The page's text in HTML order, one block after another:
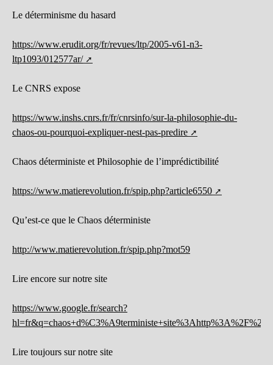
Le déterminisme du hasard
https://www.erudit.org/fr/revues/ltp/2005-v61-n3-
ltp1093/012577ar/
Le CNRS expose
https://www.inshs.cnrs.fr/fr/cnrsinfo/sur-la-philosophie-du-
chaos-ou-pourquoi-expliquer-nest-pas-predire
Chaos déterministe et Philosophie de l’imprédictibilité
https://www.matierevolution.fr/spip.php?article6550
Qu’est-ce que le Chaos déterministe
http://www.matierevolution.fr/spip.php?mot59
Lire encore sur notre site
https://www.google.fr/search?
Lire toujours sur notre site